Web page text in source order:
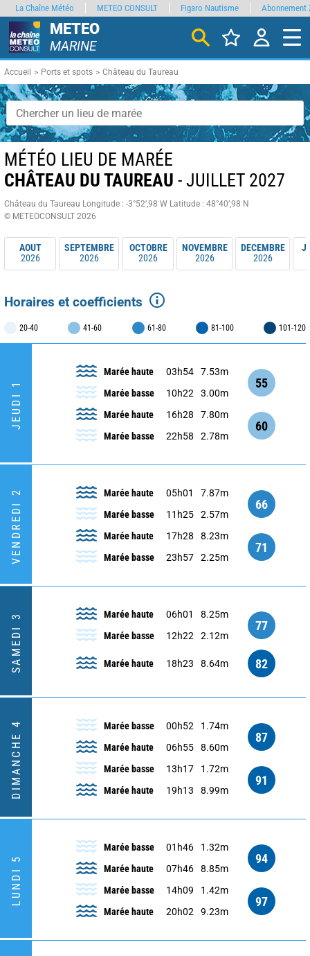
METEO
MARINE
Accueil Ports et spots Château du Taureau
MÉTÉO LIEU DE MARÉE
CHÂTEAU DU TAUREAU - JUILLET 2027
Château du Taureau Longitude : -3°52’,98 W Latitude : 48°40’,98 N
© METEOCONSULT 2026
AOUT
2026
SEPTEMBRE
2026
OCTOBRE
2026
NOVEMBRE
2026
DECEMBRE
2026
Horaires et coefficients
20-40 41-60 61-80 81-100 101-120
JEUDI 1
Marée haute 03h54
7.53m
Marée basse
10h22 3.00m
55
Marée haute 16h28
7.80m
Marée basse
22h58 2.78m
60
VENDREDI 2 Marée haute 05h01
7.87m
Marée basse
11h25 2.57m
66
Marée haute 17h28
8.23m
Marée basse
23h57 2.25m
71
SAMEDI 3 Marée haute 06h01
8.25m
Marée basse
12h22 2.12m
77
Marée haute 18h23 8.64m 82
DIMANCHE 4 Marée basse 00h52
1.74m
Marée haute
06h55 8.60m
87
Marée basse 13h17
1.72m
Marée haute
19h13 8.99m
91
LUNDI 5
Marée basse 01h46
1.32m
Marée haute
07h46 8.85m
94
Marée basse 14h09
1.42m
Marée haute
20h02 9.23m
97
La Chaîne Météo METEO CONSULT Figaro Nautisme Abonnement